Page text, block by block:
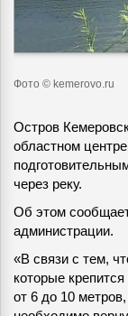
Фото © kemerovo.ru
Остров
областном
через реку.
Об этом
администрации.
«В связи с тем,
которые
от 6 до 10